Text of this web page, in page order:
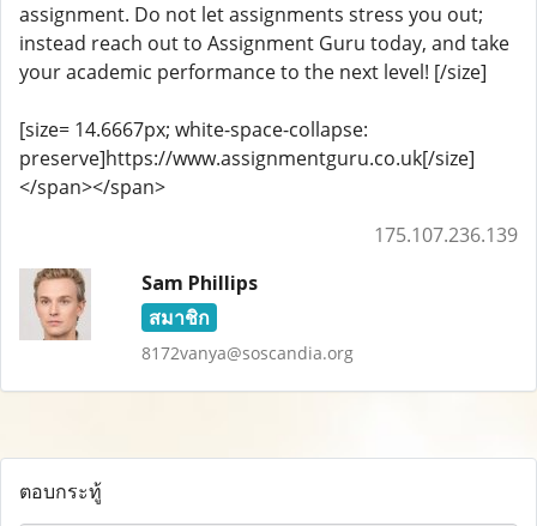
assignment. Do not let assignments stress you out;
instead reach out to Assignment Guru today, and take
your academic performance to the next level! [/size]
[size= 14.6667px; white-space-collapse:
preserve]https://www.assignmentguru.co.uk[/size]
</span></span>
175.107.236.139
Sam Phillips
สมาชิก
8172vanya@soscandia.org
ตอบกระทู้